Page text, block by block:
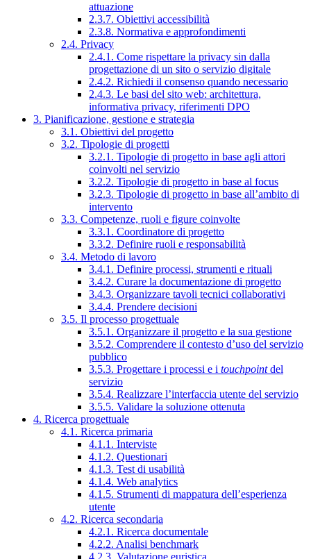
attuazione
2.3.7. Obiettivi accessibilità
2.3.8. Normativa e approfondimenti
2.4. Privacy
2.4.1. Come rispettare la privacy sin dalla
progettazione di un sito o servizio digitale
2.4.2. Richiedi il consenso quando necessario
2.4.3. Le basi del sito web: architettura,
informativa privacy, riferimenti DPO
3. Pianificazione, gestione e strategia
3.1. Obiettivi del progetto
3.2. Tipologie di progetti
3.2.1. Tipologie di progetto in base agli attori
coinvolti nel servizio
3.2.2. Tipologie di progetto in base al focus
3.2.3. Tipologie di progetto in base all’ambito di
intervento
3.3. Competenze, ruoli e figure coinvolte
3.3.1. Coordinatore di progetto
3.3.2. Definire ruoli e responsabilità
3.4. Metodo di lavoro
3.4.1. Definire processi, strumenti e rituali
3.4.2. Curare la documentazione di progetto
3.4.3. Organizzare tavoli tecnici collaborativi
3.4.4. Prendere decisioni
3.5. Il processo progettuale
3.5.1. Organizzare il progetto e la sua gestione
3.5.2. Comprendere il contesto d’uso del servizio
pubblico
3.5.3. Progettare i processi e i touchpointdel
servizio
3.5.4. Realizzare l’interfaccia utente del servizio
3.5.5. Validare la soluzione ottenuta
4. Ricerca progettuale
4.1. Ricerca primaria
4.1.1. Interviste
4.1.2. Questionari
4.1.3. Test di usabilità
4.1.4. Web analytics
4.1.5. Strumenti di mappatura dell’esperienza
utente
4.2. Ricerca secondaria
4.2.1. Ricerca documentale
4.2.2. Analisi benchmark
4.2.3. Valutazione euristica